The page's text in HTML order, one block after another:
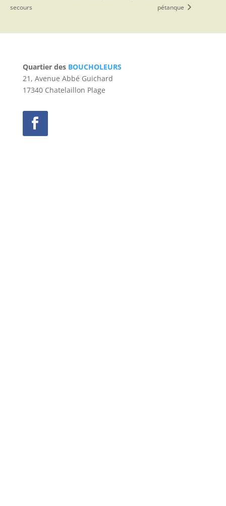
secours
pétanque
Quartier des BOUCHOLEURS
21, Avenue Abbé Guichard
17340 Chatelaillon Plage